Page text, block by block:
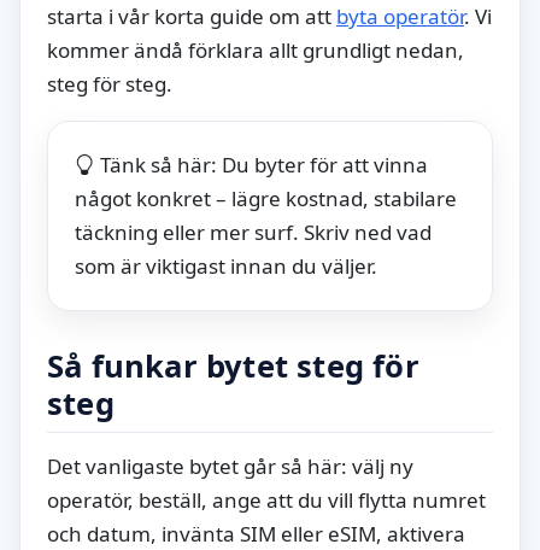
starta i vår korta guide om att byta operatör. Vi
kommer ändå förklara allt grundligt nedan,
steg för steg.
Tänk så här: Du byter för att vinna
något konkret – lägre kostnad, stabilare
täckning eller mer surf. Skriv ned vad
som är viktigast innan du väljer.
Så funkar bytet steg för
steg
Det vanligaste bytet går så här: välj ny
operatör, beställ, ange att du vill flytta numret
och datum, invänta SIM eller eSIM, aktivera